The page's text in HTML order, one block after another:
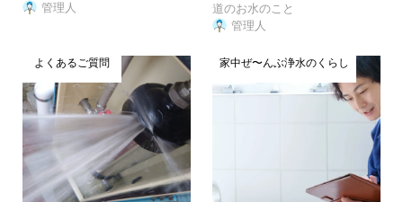
管理人
道のお水のこと
管理人
よくあるご質問 家中ぜ〜んぶ浄水のくらし